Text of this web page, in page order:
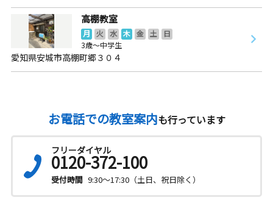
高棚教室
月 火 水 木 金 土
日
3歳～中学生
愛知県安城市高棚町郷３０４
お電話での教室案内も行っています
フリーダイヤル
0120-372-100
受付時間 9:30～17:30（土日、祝日除く）